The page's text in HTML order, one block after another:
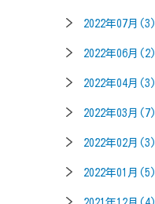
2022年07月(3)
2022年06月(2)
2022年04月(3)
2022年03月(7)
2022年02月(3)
2022年01月(5)